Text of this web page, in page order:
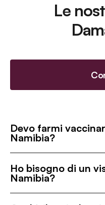
Le
Devo farmi
Namibia?
Ho bisogno di un
Namibia?